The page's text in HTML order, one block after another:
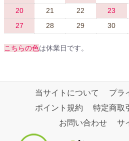
20
21 22 23
27
28 29 30
こちらの色は休業日です。
当サイトについて
プラ
ポイント規約
特定商取
お問い合わせ
サ